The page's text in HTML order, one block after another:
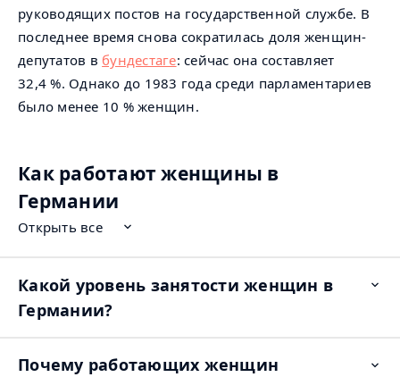
руководящих постов на государственной службе. В
последнее время снова сократилась доля женщин-
депутатов в бундестаге: сейчас она составляет
32,4 %. Однако до 1983 года среди парламентариев
было менее 10 % женщин.
Как работают женщины в
Германии
Открыть все
Какой уровень занятости женщин в
Германии?
Почему работающих женщин